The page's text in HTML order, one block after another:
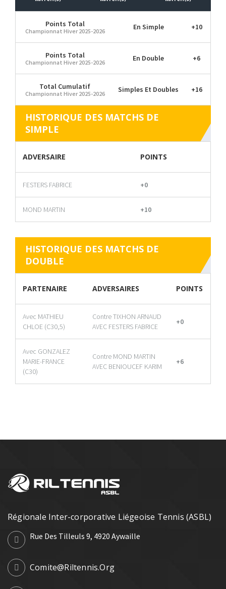
Points Total
Championnat Hiver 2025-2026 En Simple +10
Points Total
Championnat Hiver 2025-2026 En Double +6
Total Cumulatif
Championnat Hiver 2025-2026 Simples Et Doubles +16
HISTORIQUE DES MATCHS DE
SIMPLE
ADVERSAIRE POINTS
FESTERS FABRICE +0
MOND MARTIN +10
HISTORIQUE DES MATCHS DE
DOUBLE
PARTENAIRE ADVERSAIRES POINTS
Avec MATHIEU
CHLOE (C30,5)
Contre TIXHON ARNAUD
AVEC FESTERS FABRICE
+0
Avec GONZALEZ
MARIE-FRANCE
(C30)
Contre MOND MARTIN
AVEC BENIOUCEF KARIM
+6
Régionale Inter-corporative Liégeoise Tennis (ASBL)
Rue Des Tilleuls 9, 4920 Aywaille
Comite@riltennis.org